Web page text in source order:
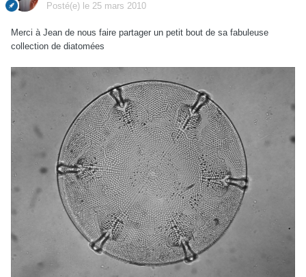
Posté(e) le 25 mars 2010
Merci à Jean de nous faire partager un petit bout de sa fabuleuse
collection de diatomées